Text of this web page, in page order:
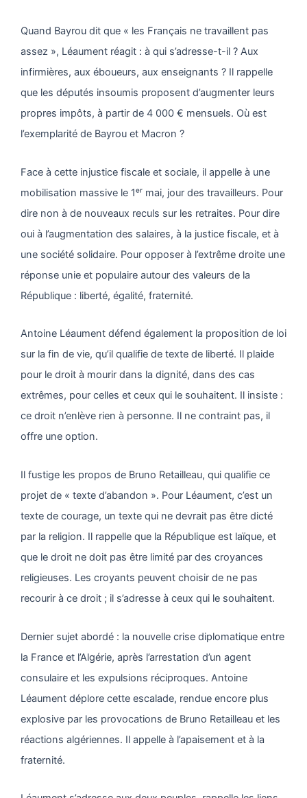
Quand Bayrou dit que « les Français ne travaillent pas
assez », Léaument réagit : à qui s’adresse-t-il ? Aux
infirmières, aux éboueurs, aux enseignants ? Il rappelle
que les députés insoumis proposent d’augmenter leurs
propres impôts, à partir de 4 000 € mensuels. Où est
l’exemplarité de Bayrou et Macron ?
Face à cette injustice fiscale et sociale, il appelle à une
mobilisation massive le 1ᵉʳ mai, jour des travailleurs. Pour
dire non à de nouveaux reculs sur les retraites. Pour dire
oui à l’augmentation des salaires, à la justice fiscale, et à
une société solidaire. Pour opposer à l’extrême droite une
réponse unie et populaire autour des valeurs de la
République : liberté, égalité, fraternité.
Antoine Léaument défend également la proposition de loi
sur la fin de vie, qu’il qualifie de texte de liberté. Il plaide
pour le droit à mourir dans la dignité, dans des cas
extrêmes, pour celles et ceux qui le souhaitent. Il insiste :
ce droit n’enlève rien à personne. Il ne contraint pas, il
offre une option.
Il fustige les propos de Bruno Retailleau, qui qualifie ce
projet de « texte d’abandon ». Pour Léaument, c’est un
texte de courage, un texte qui ne devrait pas être dicté
par la religion. Il rappelle que la République est laïque, et
que le droit ne doit pas être limité par des croyances
religieuses. Les croyants peuvent choisir de ne pas
recourir à ce droit ; il s’adresse à ceux qui le souhaitent.
Dernier sujet abordé : la nouvelle crise diplomatique entre
la France et l’Algérie, après l’arrestation d’un agent
consulaire et les expulsions réciproques. Antoine
Léaument déplore cette escalade, rendue encore plus
explosive par les provocations de Bruno Retailleau et les
réactions algériennes. Il appelle à l’apaisement et à la
fraternité.